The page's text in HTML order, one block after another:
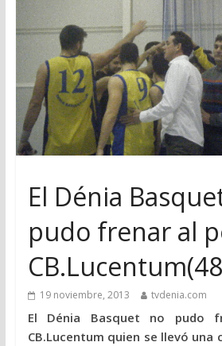
El Dénia
pudo frenar al
19 noviembre, 2013 tvdenia.com
El Dénia Basquet no pudo
CB.Lucentum quien se llevó una